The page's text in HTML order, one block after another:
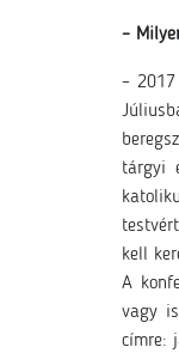
–
– 2017
tárgyi
kell
A
vagy
címre: